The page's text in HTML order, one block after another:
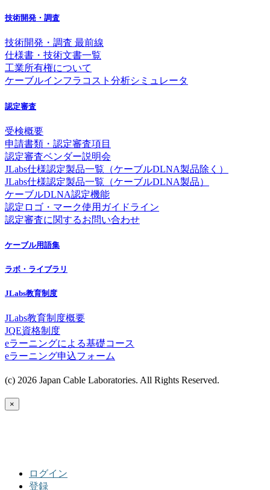
技術開発・調査
技術開発・調査 最前線
仕様書・技術文書一覧
工業所有権について
ケーブルインフラコスト分析シミュレータ
認定審査
受検概要
申請書類・認定審査項目
認定審査ベンダー説明会
JLabs仕様認定製品一覧（ケーブルDLNA製品除く）
JLabs仕様認定製品一覧（ケーブルDLNA製品）
ケーブルDLNA認定機能
認定ロゴ・マーク使用ガイドライン
認定審査に関するお問い合わせ
ケーブル用語集
ラボ・ライブラリ
JLabs教育制度
JLabs教育制度概要
JQE資格制度
eラーニングによる基礎コース
eラーニング申込フォーム
(c) 2026 Japan Cable Laboratories. All Rights Reserved.
×
ログイン
登録